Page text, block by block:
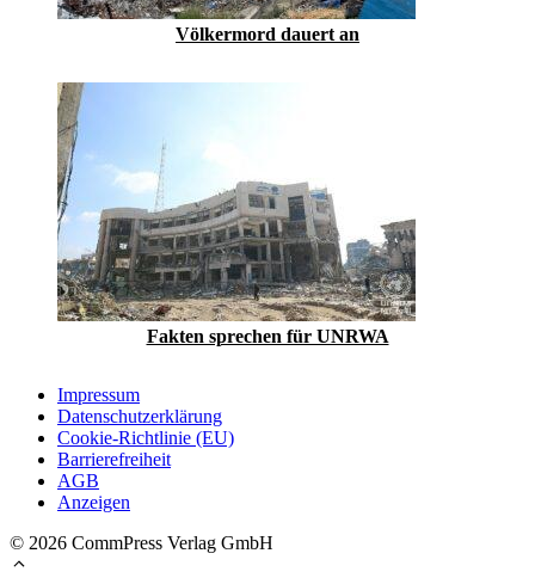
Völkermord dauert an
Fakten sprechen für UNRWA
Impressum
Datenschutzerklärung
Cookie-Richtlinie (EU)
Barrierefreiheit
AGB
Anzeigen
© 2026 CommPress Verlag GmbH